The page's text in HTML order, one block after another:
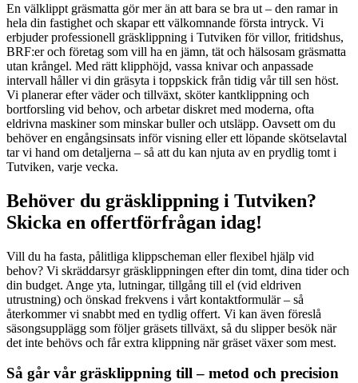
En välklippt gräsmatta gör mer än att bara se bra ut – den ramar in
hela din fastighet och skapar ett välkomnande första intryck. Vi
erbjuder professionell gräsklippning i Tutviken för villor, fritidshus,
BRF:er och företag som vill ha en jämn, tät och hälsosam gräsmatta
utan krångel. Med rätt klipphöjd, vassa knivar och anpassade
intervall håller vi din gräsyta i toppskick från tidig vår till sen höst.
Vi planerar efter väder och tillväxt, sköter kantklippning och
bortforsling vid behov, och arbetar diskret med moderna, ofta
eldrivna maskiner som minskar buller och utsläpp. Oavsett om du
behöver en engångsinsats inför visning eller ett löpande skötselavtal
tar vi hand om detaljerna – så att du kan njuta av en prydlig tomt i
Tutviken, varje vecka.
Behöver du gräsklippning i Tutviken?
Skicka en offertförfrågan idag!
Vill du ha fasta, pålitliga klippscheman eller flexibel hjälp vid
behov? Vi skräddarsyr gräsklippningen efter din tomt, dina tider och
din budget. Ange yta, lutningar, tillgång till el (vid eldriven
utrustning) och önskad frekvens i vårt kontaktformulär – så
återkommer vi snabbt med en tydlig offert. Vi kan även föreslå
säsongsupplägg som följer gräsets tillväxt, så du slipper besök när
det inte behövs och får extra klippning när gräset växer som mest.
Så går vår gräsklippning till – metod och precision